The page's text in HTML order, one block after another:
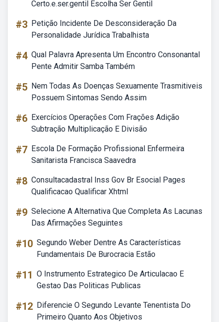
Certo.e.ser.gentil Escolha Ser Gentil
#3 Petição Incidente De Desconsideração Da
Personalidade Jurídica Trabalhista
#4 Qual Palavra Apresenta Um Encontro Consonantal
Pente Admitir Samba Também
#5 Nem Todas As Doenças Sexuamente Trasmitiveis
Possuem Sintomas Sendo Assim
#6 Exercícios Operações Com Frações Adição
Subtração Multiplicação E Divisão
#7 Escola De Formação Profissional Enfermeira
Sanitarista Francisca Saavedra
#8 Consultacadastral Inss Gov Br Esocial Pages
Qualificacao Qualificar Xhtml
#9 Selecione A Alternativa Que Completa As Lacunas
Das Afirmações Seguintes
#10 Segundo Weber Dentre As Características
Fundamentais De Burocracia Estão
#11 O Instrumento Estrategico De Articulacao E
Gestao Das Politicas Publicas
#12 Diferencie O Segundo Levante Tenentista Do
Primeiro Quanto Aos Objetivos